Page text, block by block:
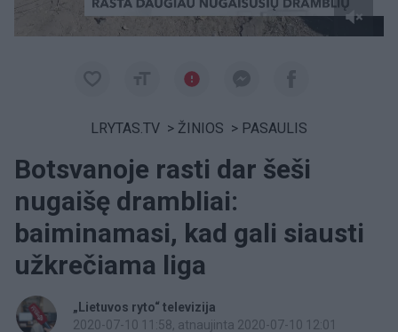
LRYTAS.TV > ŽINIOS > PASAULIS
Botsvanoje rasti dar šeši
nugaišę drambliai:
baiminamasi, kad gali siausti
užkrečiama liga
„Lietuvos ryto“ televizija
2020-07-10 11:58, atnaujinta 2020-07-10 12:01